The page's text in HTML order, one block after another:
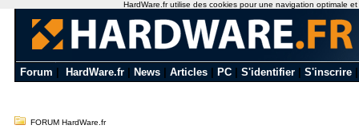
Forum HardWare.fr News Articles PC S'identifier S'inscrire
FORUM HardWare.fr
HardWare.fr utilise des cookies pour une navigation optimale